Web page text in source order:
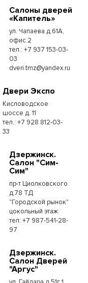
Cалоны дверей
«Капитель»
ул. Чапаева д.61А,
офис.2
тел.: +7 937 153-03-
03
dveri.tmz@yandex.ru
Двери Экспо
Кисловодское
шоссе д. 11
тел.: +7 928 812-03-
33
Дзержинск.
Салон "Сим-
Сим"
пр-т Циолковского
д.78 ТД
"Городской рынок"
цокольный этаж
тел: +7 987-541-28-
97
Дзержинск.
Салон Дверей
"Аргус"